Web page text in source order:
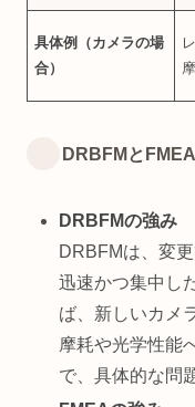
具体例（カメラの場
合）
DRBFMと
DRBFMの強み
DRBFMは、変
迅速かつ集中し
ば、新しいカメ
摩耗や光学性能
で、具体的な問